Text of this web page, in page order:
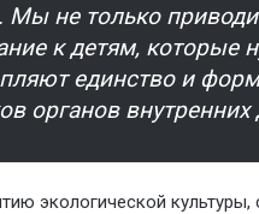
Мы не только
к детям, которые
единство и
органов внутренних
экологической культуры,